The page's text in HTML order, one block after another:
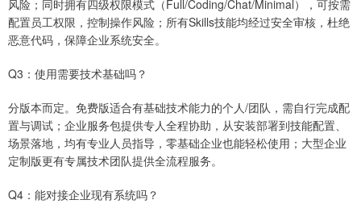
风险；同时拥有四级权限模式（Full/Coding/Chat/Minimal），可按需
配置员工权限，控制操作风险；所有Skills技能均经过安全审核，杜绝
恶意代码，保障企业系统安全。
Q3：使用需要技术基础吗？
分版本而定。免费版适合有基础技术能力的个人/团队，需自行完成配
置与调试；企业服务包提供专人全程协助，从安装部署到技能配置、
场景落地，均有专业人员指导，零基础企业也能轻松使用；大型企业
定制版更有专属技术团队提供全流程服务。
Q4：能对接企业现有系统吗？